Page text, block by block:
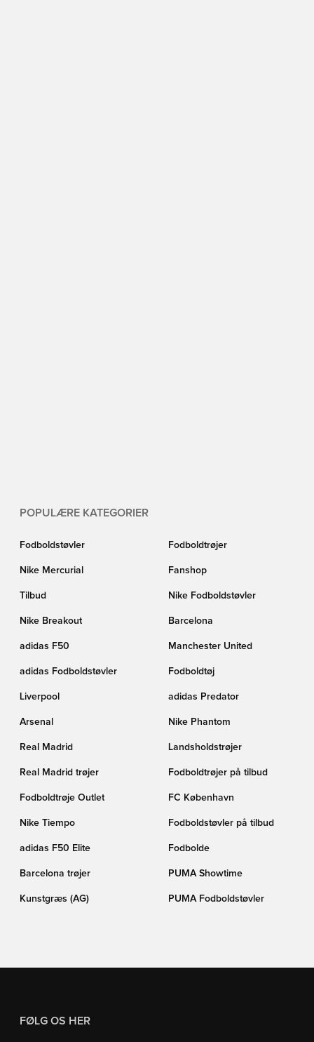
POPULÆRE KATEGORIER
Fodboldstøvler Fodboldtrøjer
Nike Mercurial Fanshop
Tilbud Nike Fodboldstøvler
Nike Breakout Barcelona
adidas F50 Manchester United
adidas Fodboldstøvler Fodboldtøj
Liverpool adidas Predator
Arsenal Nike Phantom
Real Madrid Landsholdstrøjer
Real Madrid trøjer Fodboldtrøjer på tilbud
Fodboldtrøje Outlet FC København
Nike Tiempo Fodboldstøvler på tilbud
adidas F50 Elite Fodbolde
Barcelona trøjer PUMA Showtime
Kunstgræs (AG) PUMA Fodboldstøvler
FØLG OS HER